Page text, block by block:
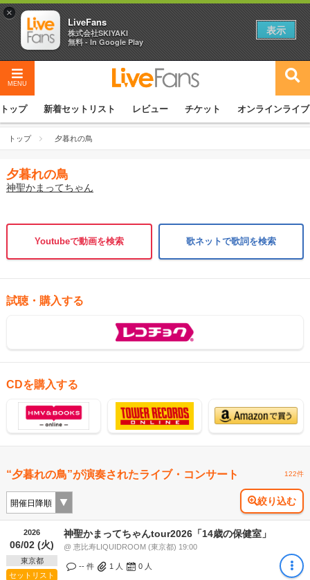
MENU
トップ 新着セットリスト レビュー チケット オンラインライブ
トップ 夕暮れの鳥
夕暮れの鳥
神聖かまってちゃん
Youtubeで動画を検索 歌ネットで歌詞を検索
試聴・購入する
CDを購入する
“夕暮れの鳥”が演奏されたライブ・コンサート 122件
絞り込む
2026
06/02 (火)
東京都
セットリスト
神聖かまってちゃんtour2026「14歳の保健室」
@ 恵比寿LIQUIDROOM (東京都) 19:00
-- 件 1 人 0 人
×
LiveFans
株式会社SKIYAKI
無料 - In Google Play
表示